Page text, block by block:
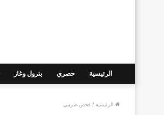
الرئيسية حصري بترول وغاز
الرئيسية / فحص ضريبي